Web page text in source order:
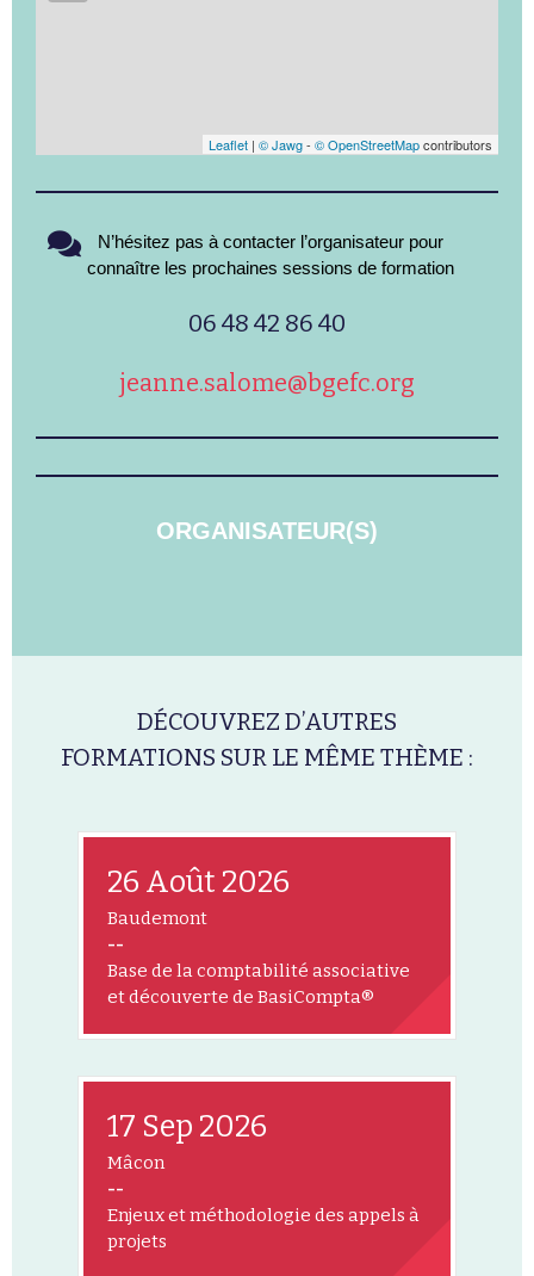
Leaflet | © Jawg- © OpenStreetMapcontributors
N’hésitez pas à contacter l’organisateur pour
connaître les prochaines sessions de formation
06 48 42 86 40
jeanne.salome@bgefc.org
ORGANISATEUR(S)
DÉCOUVREZ D’AUTRES
FORMATIONS SUR LE MÊME THÈME :
26 Août 2026
Baudemont
--
Base de la comptabilité associative
et découverte de BasiCompta®
17 Sep 2026
Mâcon
--
Enjeux et méthodologie des appels à
projets